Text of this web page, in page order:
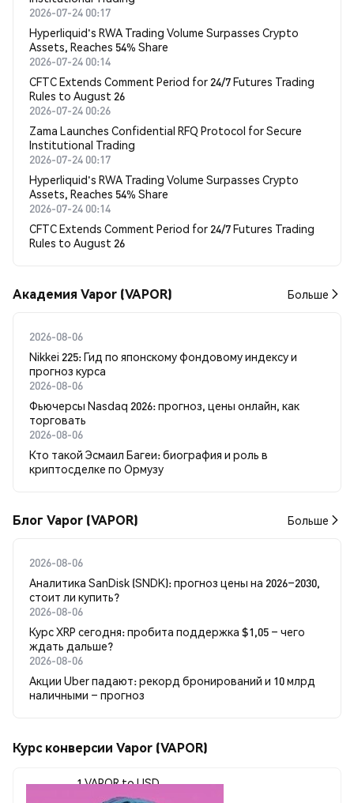
2026-07-24 00:17
Hyperliquid's RWA Trading Volume Surpasses Crypto
Assets, Reaches 54% Share
2026-07-24 00:14
CFTC Extends Comment Period for 24/7 Futures Trading
Rules to August 26
2026-07-24 00:26
Zama Launches Confidential RFQ Protocol for Secure
Institutional Trading
2026-07-24 00:17
Hyperliquid's RWA Trading Volume Surpasses Crypto
Assets, Reaches 54% Share
2026-07-24 00:14
CFTC Extends Comment Period for 24/7 Futures Trading
Rules to August 26
Академия Vapor (VAPOR) Больше
2026-08-06
Nikkei 225: Гид по японскому фондовому индексу и
прогноз курса
2026-08-06
Фьючерсы Nasdaq 2026: прогноз, цены онлайн, как
торговать
2026-08-06
Кто такой Эсмаил Багеи: биография и роль в
криптосделке по Ормузу
Блог Vapor (VAPOR) Больше
2026-08-06
Аналитика SanDisk (SNDK): прогноз цены на 2026–2030,
стоит ли купить?
2026-08-06
Курс XRP сегодня: пробита поддержка $1,05 – чего
ждать дальше?
2026-08-06
Акции Uber падают: рекорд бронирований и 10 млрд
наличными – прогноз
Курс конверсии Vapor (VAPOR)
1 VAPOR to USD